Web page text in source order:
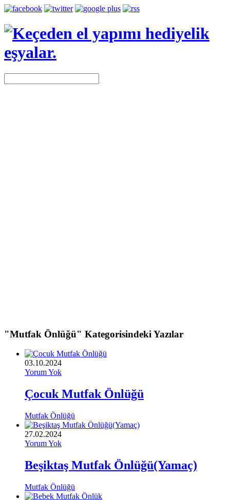
"Mutfak Önlüğü" Kategorisindeki Yazılar
03.10.2024
Yorum Yok
Çocuk Mutfak Önlüğü
Mutfak Önlüğü
27.02.2024
Yorum Yok
Beşiktaş Mutfak Önlüğü(Yamaç)
Mutfak Önlüğü